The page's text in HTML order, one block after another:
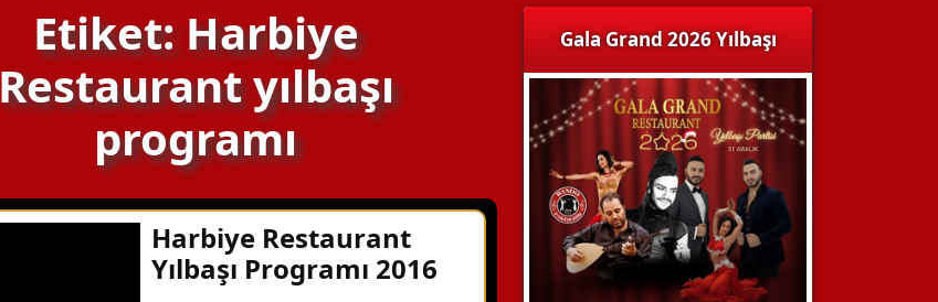
Etiket: Harbiye
Restaurant yılbaşı
programı
Harbiye Restaurant
Yılbaşı Programı 2016
Gala Grand 2026 Yılbaşı